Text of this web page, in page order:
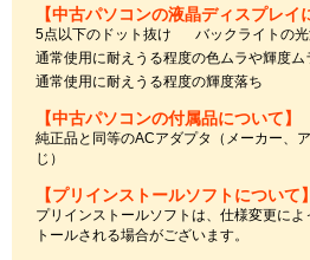
【中古パソコンの液晶ディスプレイ
5点以下のドット抜け
バックライトの
通常使用に耐えうる程度の色ムラや輝度ム
通常使用に耐えうる程度の輝度落ち
【中古パソコンの付属品について】
純正品と同等のACアダプタ（メーカー、
じ）
【プリインストールソフトについて】
プリインストールソフトは、仕様変更に
トールされる場合がございます。